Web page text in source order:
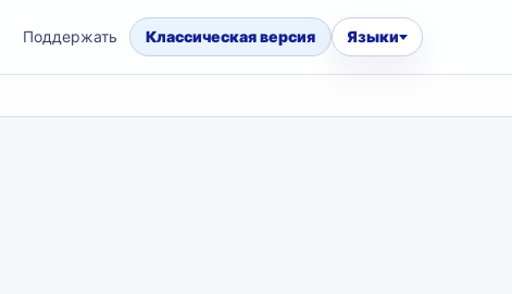
Поддержать Классическая версия Языки